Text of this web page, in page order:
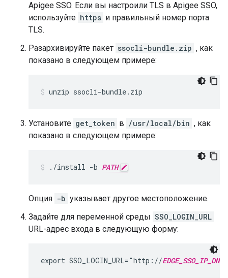
Apigee SSO. Если вы настроили TLS в Apigee SSO,
используйте https и правильный номер порта
TLS.
Разархивируйте пакет ssocli-bundle.zip , как
показано в следующем примере:
unzip ssocli-bundle.zip
Установите get_token в /usr/local/bin , как
показано в следующем примере:
./install -b PATH
Опция -b указывает другое местоположение.
Задайте для переменной среды SSO_LOGIN_URL
URL-адрес входа в следующую форму:
export SSO_LOGIN_URL="http://EDGE_SSO_IP_DNS